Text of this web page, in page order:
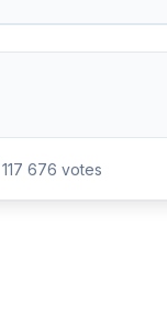
117 676 votes